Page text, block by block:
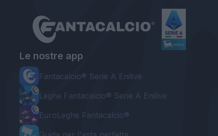
Le nostre app
Fantacalcio® Serie A Enilive
Leghe Fantacalcio® Serie A Enilive
EuroLeghe Fantacalcio®